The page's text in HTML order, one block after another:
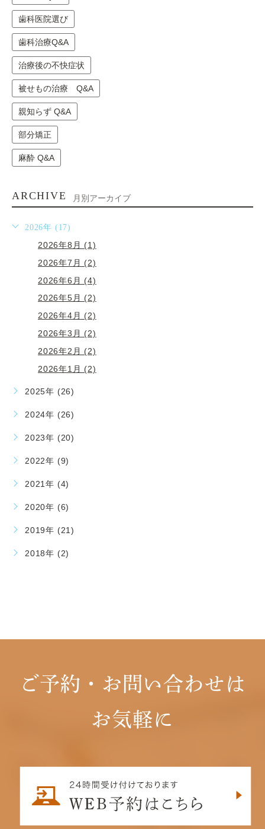
歯科医院選び
歯科治療Q&A
治療後の不快症状
被せもの治療 Q&A
親知らず Q&A
部分矯正
麻酔 Q&A
ARCHIVE 月別アーカイブ
2026年 (17)
2026年8月 (1)
2026年7月 (2)
2026年6月 (4)
2026年5月 (2)
2026年4月 (2)
2026年3月 (2)
2026年2月 (2)
2026年1月 (2)
2025年 (26)
2024年 (26)
2023年 (20)
2022年 (9)
2021年 (4)
2020年 (6)
2019年 (21)
2018年 (2)
ご予約・お問い合わせは
お気軽に